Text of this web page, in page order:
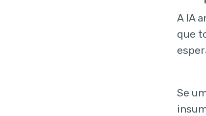
A IA
que
Se